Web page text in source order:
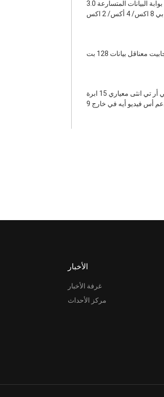
البيانات المتسارعة 3.0
اكس
انثى معياري 15 ابرة
أس فيديو أيه في خارج
الأخبار
غرفة الأخبار
مركز الأحداث